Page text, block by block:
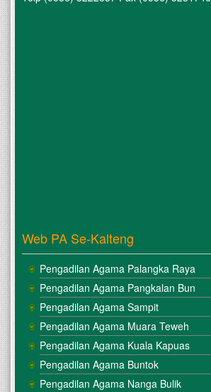
Web PA Se-Kalteng
Pengadilan Agama Palangka Raya
Pengadilan Agama Pangkalan Bun
Pengadilan Agama Sampit
Pengadilan Agama Muara Teweh
Pengadilan Agama Kuala Kapuas
Pengadilan Agama Buntok
Pengadilan Agama Nanga Bulik